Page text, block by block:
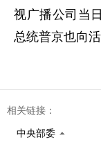
视广播公司当
总统普京也向活
相关链接：
中央部委